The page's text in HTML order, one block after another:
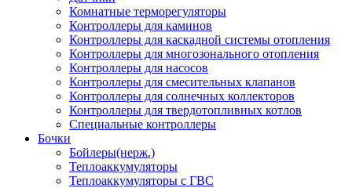
Комнатные терморегуляторы
Контроллеры для каминов
Контроллеры для каскадной системы отопления
Контроллеры для многозонального отопления
Контроллеры для насосов
Контроллеры для смесительных клапанов
Контроллеры для солнечных коллекторов
Контроллеры для твердотопливных котлов
Специальные контроллеры
Бочки
Бойлеры(нерж.)
Теплоаккумуляторы
Теплоаккумуляторы с ГВС